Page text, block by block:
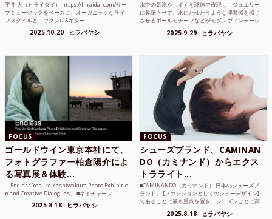
平井 大（ヒライダイ） https://hiraidai.com/サー
フミュージックをベースに、オーガニックなライ
フスタイルと、ウクレレ&ギター...
2025.10.20 ヒラバヤシ
水中の気泡やしずくを球体で表現し、ジュエリー
に昇華させて、水にたゆたうような浮遊感を感じ
させるボールモチーフなどがモダンヴィンテージ
2025.9.29 ヒラバヤシ
FOCUS
ゴールドウイン東京本社にて、
フォトグラファー柏倉陽介によ
る写真展＆体験...
「Endless Yosuke Kashiwakura Photo Exhibitio
n and Creative Dialogues」 ■ネイチャーフ...
2025.8.18 ヒラバヤシ
FOCUS
シューズブランド、CAMINAN
DO（カミナンド）からエクス
トラライト...
■CAMINANDO（カミナンド） 日本のシューズブ
ランド。 [ファッションとしてのシューデザイン]
であることに最も重点を置き、シーズンごとに高
2025.8.18 ヒラバヤシ